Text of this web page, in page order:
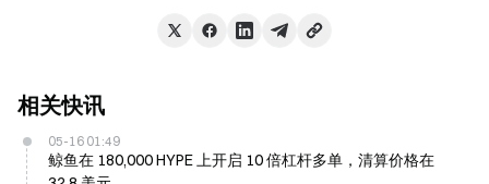
相关快讯
05-16 01:49
鲸鱼在 180,000 HYPE 上开启 10 倍杠杆多单，清算价格在